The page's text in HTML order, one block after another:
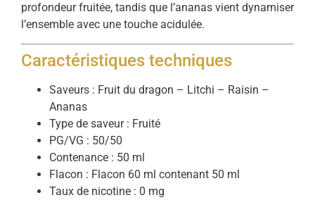
profondeur fruitée, tandis que l’ananas vient dynamiser
l’ensemble avec une touche acidulée.
Caractéristiques techniques
Saveurs : Fruit du dragon – Litchi – Raisin –
Ananas
Type de saveur : Fruité
PG/VG : 50/50
Contenance : 50 ml
Flacon : Flacon 60 ml contenant 50 ml
Taux de nicotine : 0 mg